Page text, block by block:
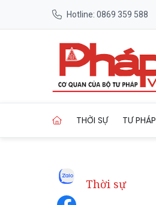
Hotline: 0869 359 588
THỜI SỰ TƯ PHÁP
Thời sự